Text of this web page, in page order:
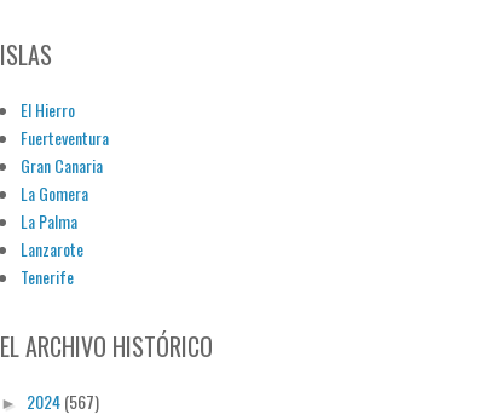
ISLAS
El Hierro
Fuerteventura
Gran Canaria
La Gomera
La Palma
Lanzarote
Tenerife
EL ARCHIVO HISTÓRICO
► 2024(567)